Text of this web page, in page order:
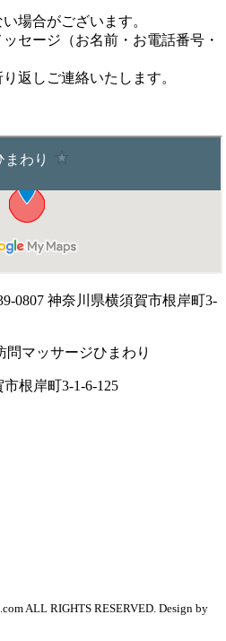
場合がございます。
セージ（お名前・お電話番号・
返しご連絡いたします。
0807 神奈川県横須賀市根岸町3-
根岸町3-1-6-125
ALL RIGHTS RESERVED. Design by